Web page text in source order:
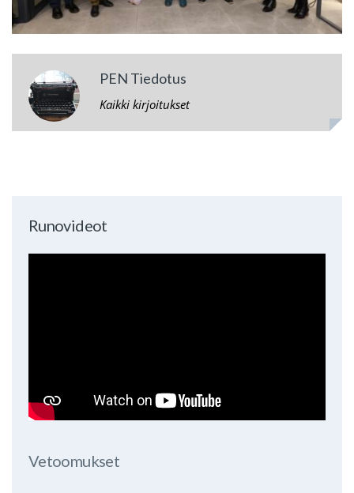
PEN Tiedotus
Kaikki kirjoitukset
Runovideot
Vetoomukset